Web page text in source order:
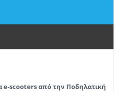
e-scooters από την Ποδηλατική